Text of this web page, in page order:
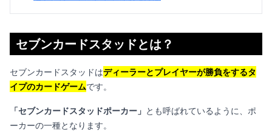
セブンカードスタッドとは？
セブンカードスタッドはディーラーとプレイヤーが勝負をするタ
イプのカードゲームです。
「セブンカードスタッドポーカー」 とも呼ばれているように、ポ
ーカーの一種となります。